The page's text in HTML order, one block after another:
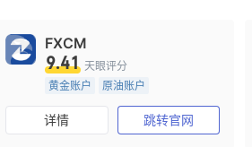
FXCM
9.41 天眼评分
黄金账户
原油账户
20年以上
澳大利亚监管
全牌照 (MM)
主标MT4
详情 跳转官网